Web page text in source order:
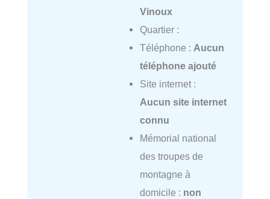
Vinoux
Quartier :
Téléphone : Aucun
téléphone ajouté
Site internet :
Aucun site internet
connu
Mémorial national
des troupes de
montagne à
domicile : non